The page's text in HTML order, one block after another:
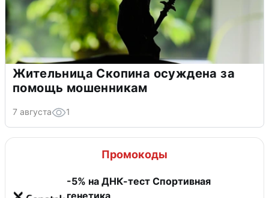
Жительница Скопина осуждена за
помощь мошенникам
7 августа 1
Промокоды
-5% на ДНК-тест Спортивная
генетика